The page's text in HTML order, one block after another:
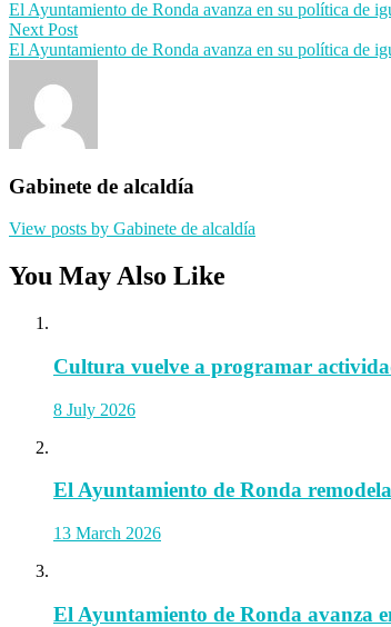
navigation
El Ayuntamiento de Ronda avanza en su política de
Next Post
El Ayuntamiento de Ronda avanza en su política de
Gabinete de alcaldía
View posts by Gabinete de alcaldía
You May Also Like
Cultura vuelve a programar
8 July 2026
El Ayuntamiento de Ronda
13 March 2026
El Ayuntamiento de Ronda avanza